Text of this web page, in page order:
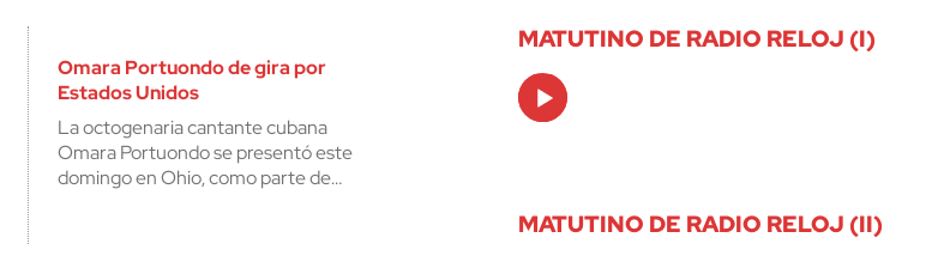
Omara Portuondo de gira por
Estados Unidos
La octogenaria cantante cubana
Omara Portuondo se presentó este
domingo en Ohio, como parte de…
MATUTINO DE RADIO RELOJ (I)
Audio
Player
MATUTINO DE RADIO RELOJ (II)